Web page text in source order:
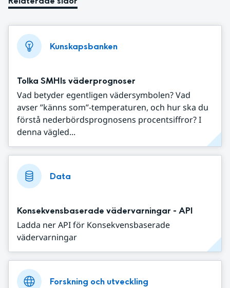
Kunskapsbanken
Tolka SMHIs väderprognoser
Vad betyder egentligen vädersymbolen? Vad
avser ”känns som”-temperaturen, och hur ska du
förstå nederbördsprognosens procentsiffror? I
denna vägled...
Data
Konsekvensbaserade vädervarningar - API
Ladda ner API för Konsekvensbaserade
vädervarningar
Forskning och utveckling